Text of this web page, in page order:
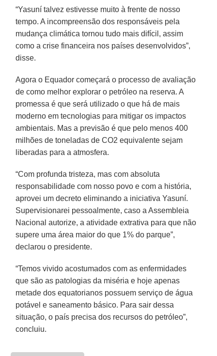
“Yasuní talvez estivesse muito à frente de nosso
tempo. A incompreensão dos responsáveis pela
mudança climática tornou tudo mais difícil, assim
como a crise financeira nos países desenvolvidos”,
disse.
Agora o Equador começará o processo de avaliação
de como melhor explorar o petróleo na reserva. A
promessa é que será utilizado o que há de mais
moderno em tecnologias para mitigar os impactos
ambientais. Mas a previsão é que pelo menos 400
milhões de toneladas de CO2 equivalente sejam
liberadas para a atmosfera.
“Com profunda tristeza, mas com absoluta
responsabilidade com nosso povo e com a história,
aprovei um decreto eliminando a iniciativa Yasuní.
Supervisionarei pessoalmente, caso a Assembleia
Nacional autorize, a atividade extrativa para que não
supere uma área maior do que 1% do parque”,
declarou o presidente.
“Temos vivido acostumados com as enfermidades
que são as patologias da miséria e hoje apenas
metade dos equatorianos possuem serviço de água
potável e saneamento básico. Para sair dessa
situação, o país precisa dos recursos do petróleo”,
concluiu.